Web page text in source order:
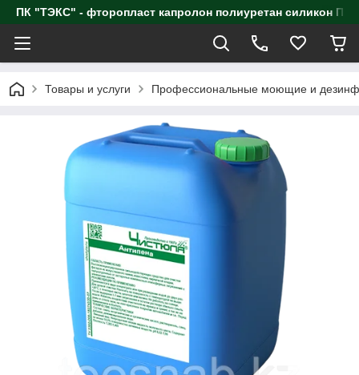
ПК "ТЭКС" - фторопласт капролон полиуретан
Товары и услуги Профессиональные моющие и